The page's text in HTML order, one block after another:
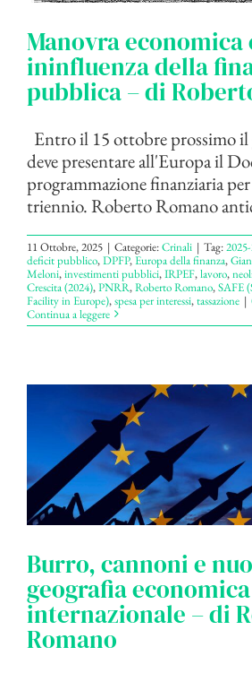
Manovra economica
ininfluenza della
pubblica – di
Entro il 15 ottobre prossimo
deve presentare all'Europa il
programmazione finanziaria
triennio. Roberto Romano
11 Ottobre, 2025 | Categorie:Crinali | Tag:
deficit pubblico,DPFP,Europa della finanza,
Meloni,investimenti pubblici,IRPEF,lavoro,
Crescita (2024),PNRR,Roberto Romano,SAFE
Facility in Europe),spesa per interessi,tassazione |
Continua a leggere
Burro, cannoni e
geografia economica
internazionale – di
Romano